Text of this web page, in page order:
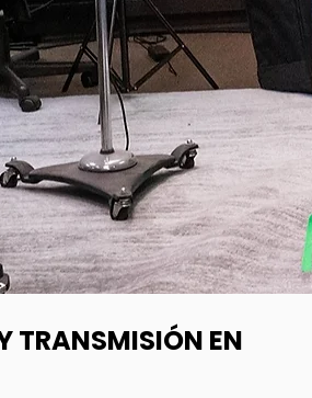
TRANSMISIÓN EN